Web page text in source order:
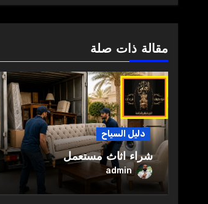
مقالة ذات صلة
دليل السياح
شراء اثاث مستعمل
admin